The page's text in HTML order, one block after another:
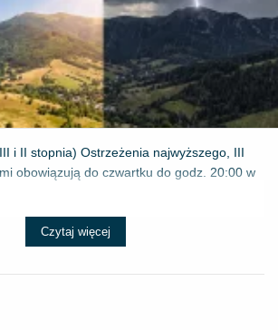
i II stopnia) Ostrzeżenia najwyższego, III
obowiązują do czwartku do godz. 20:00 w
Czytaj więcej